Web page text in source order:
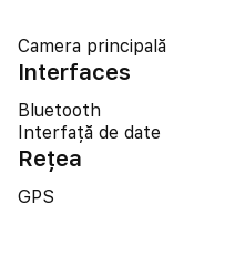
Camera principală
Interfaces
Bluetooth
Interfață de date
Reţea
GPS